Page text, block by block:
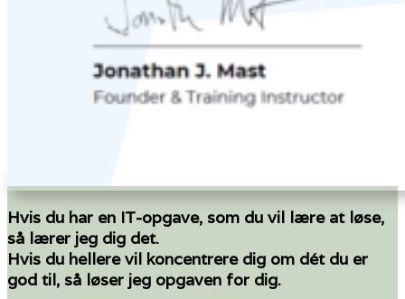
Hvis du har en IT-opgave, som du vil lære at løse,
så lærer jeg dig det.
Hvis du hellere vil koncentrere dig om dét du er
god til, så løser jeg opgaven for dig.